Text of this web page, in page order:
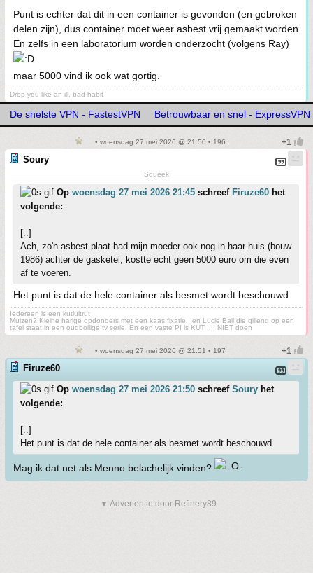
Punt is echter dat dit in een container is gevonden (en gebroken
delen zijn), dus container moet weer asbest vrij gemaakt worden
En zelfs in een laboratorium worden onderzocht (volgens Ray)
maar 5000 vind ik ook wat gortig.
Drop you like an ill, bad habit
De snelste VPN - FastestVPN Betrouwbaar en snel - ExpressVPN
• woensdag 27 mei 2026 @ 21:50 • 196
Soury
Squeek
Op woensdag 27 mei 2026 21:45 schreef Firuze60 het
volgende:
[..]
Ach, zo'n asbest plaat had mijn moeder ook nog in haar huis (bouw
1986) achter de gasketel, kostte echt geen 5000 euro om die even
af te voeren.
Het punt is dat de hele container als besmet wordt beschouwd.
Iedereen is een kutlultrut
Muizen? Kleine harige opdonders met een kaas fixatie., en Lucie Ball die gillend op een
tafel staat in een oudbollige tv serie. En een vaste PI is KUT !!!! NIET doen
• woensdag 27 mei 2026 @ 21:51 • 197
Firuze60
Op woensdag 27 mei 2026 21:50 schreef Soury het
volgende:
[..]
Het punt is dat de hele container als besmet wordt beschouwd.
Mag ik dat net als Menno belachelijk vinden?
▼ Advertentie door Refinery89